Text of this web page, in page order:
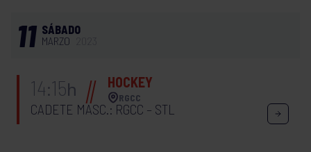
11 SÁBADO
MARZO
14:15h HOCKEY
RGCC
CADETE MASC.: RGCC – STL